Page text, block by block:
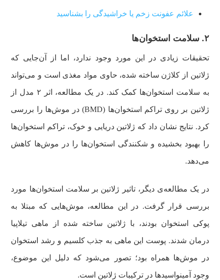
علائم عفونت زخم یا خراشیدگی را بشناسید
۲. سلامت استخوان‌ها
تحقیقات زیادی در این مورد وجود ندارد، اما از آن‌جایی که
ژلاتین از کلاژن ساخته شده، حاوی مواد مغذی است و می‌تواند
به سلامت استخوان‌ها کمک کند. در یک مطالعه، اثر ۲ مدل از
ژلاتین بر روی تراکم استخوان‌ها (BMD) در موش‌ها را بررسی
کرد. نتایج نشان داد که ژلاتین دریایی و خوک، تراکم استخوان‌ها
را بهبود بخشیده و شکنندگی استخوان‌ها را در موش‌ها کاهش
می‌دهد.
در یک مطالعه‌ی دیگر، تاثیر ژلاتین بر سلامت استخوان‌ها مورد
بررسی قرار گرفت. در این مطالعه، موش‌هایی که مبتلا به
پوکی استخوان بودند، با ژلاتین ساخته شده از ماهی تیلاپیا
درمان شدند. پوست این ماهی به جذب کلسیم و رشد استخوان
در موش‌ها همراه بود؛ تصور می‌شود که دلیل این موضوع،
وجود آمینواسیدها در ترکیبات ژلاتین است.